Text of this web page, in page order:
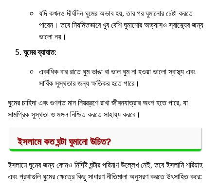
যদি কখনও দীর্ঘদিন ঘুমের অভাব হয়, তার পর ঘুমানোর চেষ্টা করতে
পারেন। তবে নিয়মিতভাবে খুব বেশি ঘুমানোর অভ্যাসও স্বাস্থ্যের জন্য
ভালো নয়।
ঘুমের ব্যাঘাত:
একাধিক বার রাতে ঘুম ভাঙা বা ভাল ঘুম না হওয়া ভালো স্বাস্থ্য এবং
সার্বিক সুস্থতার জন্য ক্ষতিকর হতে পারে।
ঘুমের চাহিদা এবং গুণগত মান নিয়ন্ত্রণে রাখা জীবনযাত্রার অংশ হতে পারে, যা
সামগ্রিক সুস্থতা ও মঙ্গল নিশ্চিত করতে সাহায্য করবে।
ইসলামে কত ঘন্টা ঘুমানো উচিত?
ইসলামে ঘুমের জন্য কোনও নির্দিষ্ট ঘন্টার পরিমাণ উল্লেখ নেই, তবে ইসলামি শরিয়াহ
এবং প্রথাগুলি ঘুমের ক্ষেত্রে কিছু সাধারণ নীতিমালা অনুসরণ করতে উৎসাহিত করে: